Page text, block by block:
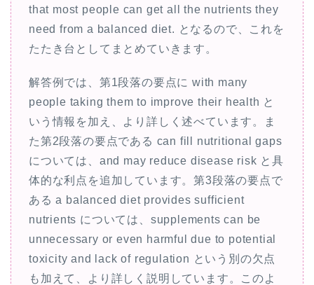
that most people can get all the nutrients they
need from a balanced diet. となるので、これを
たたき台としてまとめていきます。
解答例では、第1段落の要点に with many
people taking them to improve their health と
いう情報を加え、より詳しく述べています。ま
た第2段落の要点である can fill nutritional gaps
については、and may reduce disease risk と具
体的な利点を追加しています。第3段落の要点で
ある a balanced diet provides sufficient
nutrients については、supplements can be
unnecessary or even harmful due to potential
toxicity and lack of regulation という別の欠点
も加えて、より詳しく説明しています。このよ